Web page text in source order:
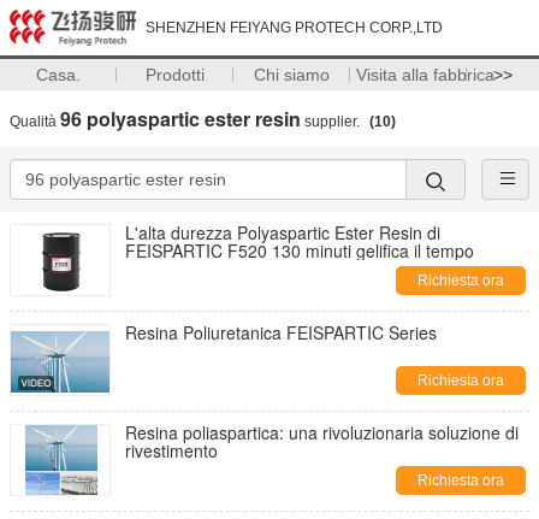
SHENZHEN FEIYANG PROTECH CORP.,LTD
Casa. Prodotti Chi siamo Visita alla fabbrica>>
Qualità 96 polyaspartic ester resin supplier. (10)
L'alta durezza Polyaspartic Ester Resin di
FEISPARTIC F520 130 minuti gelifica il tempo
Richiesta ora
Resina Poliuretanica FEISPARTIC Series
Richiesta ora
Resina poliaspartica: una rivoluzionaria soluzione di
rivestimento
Richiesta ora